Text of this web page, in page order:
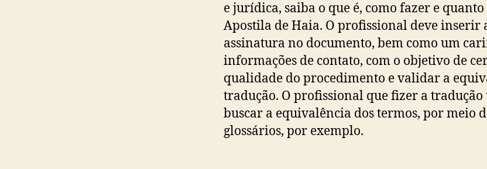
e jurídica, saiba o que é, como fazer e quanto
Apostila de Haia. O profissional deve inserir
assinatura no documento, bem como um
informações de contato, com o objetivo de
qualidade do procedimento e validar a
tradução. O profissional que fizer a tradução
buscar a equivalência dos termos, por meio
glossários, por exemplo.